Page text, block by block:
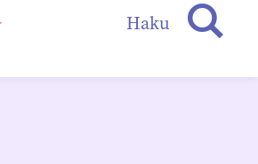
Haku